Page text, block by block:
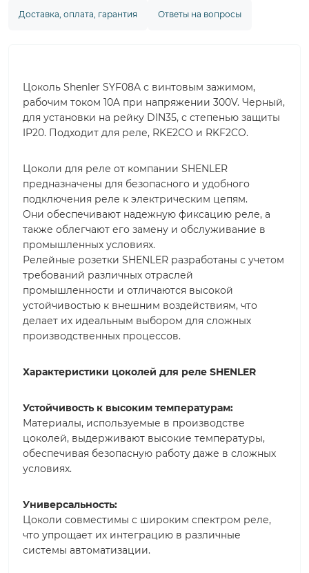
Доставка, оплата, гарантия Ответы на вопросы
Цоколь Shenler SYF08A с винтовым зажимом,
рабочим током 10A при напряжении 300V. Черный,
для установки на рейку DIN35, с степенью защиты
IP20. Подходит для реле, RKE2CO и RKF2CO.
Цоколи для реле от компании SHENLER
предназначены для безопасного и удобного
подключения реле к электрическим цепям.
Они обеспечивают надежную фиксацию реле, а
также облегчают его замену и обслуживание в
промышленных условиях.
Релейные розетки SHENLER разработаны с учетом
требований различных отраслей
промышленности и отличаются высокой
устойчивостью к внешним воздействиям, что
делает их идеальным выбором для сложных
производственных процессов.
Характеристики цоколей для реле SHENLER
Устойчивость к высоким температурам:
Материалы, используемые в производстве
цоколей, выдерживают высокие температуры,
обеспечивая безопасную работу даже в сложных
условиях.
Универсальность:
Цоколи совместимы с широким спектром реле,
что упрощает их интеграцию в различные
системы автоматизации.